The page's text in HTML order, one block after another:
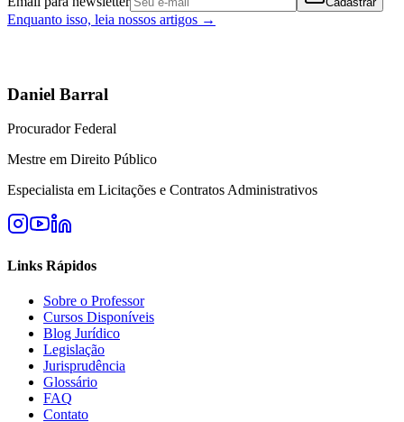
Enquanto isso, leia nossos artigos →
Daniel Barral
Procurador Federal
Mestre em Direito Público
Especialista em Licitações e Contratos Administrativos
Links Rápidos
Sobre o Professor
Cursos Disponíveis
Blog Jurídico
Legislação
Jurisprudência
Glossário
FAQ
Contato